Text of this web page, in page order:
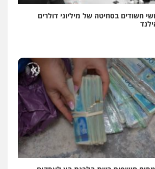
חשודים בסחיטה של מיליוני דולרים